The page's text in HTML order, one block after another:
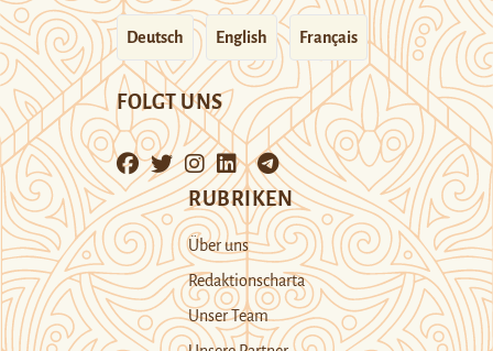
Deutsch English Français
FOLGT UNS
RUBRIKEN
Über uns
Redaktionscharta
Unser Team